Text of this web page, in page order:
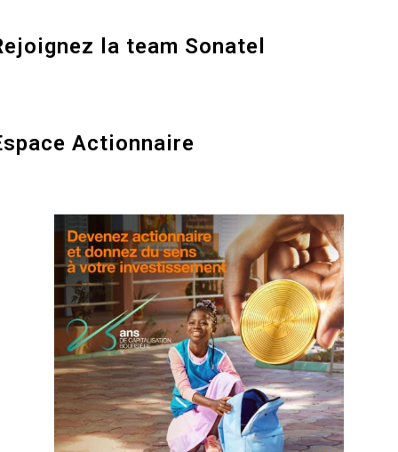
la team Sonatel
Actionnaire